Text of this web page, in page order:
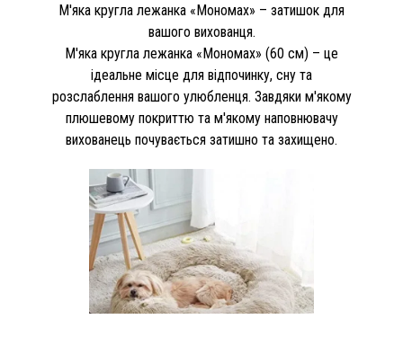
М'яка кругла лежанка «Мономах» – затишок для
вашого вихованця.
М'яка кругла лежанка «Мономах» (60 см) – це
ідеальне місце для відпочинку, сну та
розслаблення вашого улюбленця. Завдяки м'якому
плюшевому покриттю та м'якому наповнювачу
вихованець почувається затишно та захищено.